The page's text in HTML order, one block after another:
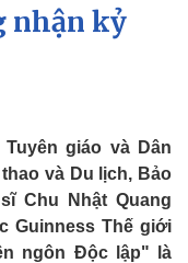
thời tiết
nhận kỷ
Tuyên giáo và Dân
và Du lịch, Bảo
Chu Nhật Quang
Guinness Thế giới
ngôn Độc lập" là